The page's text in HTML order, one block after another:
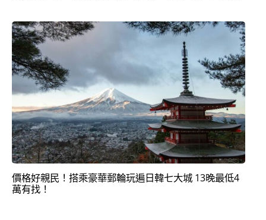
價格好親民！搭乘豪華郵輪玩遍日韓七大城 13晚最低4
萬有找！